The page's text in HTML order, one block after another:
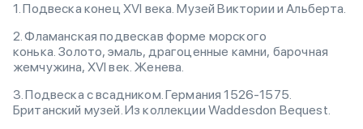
1. Подвеска конец XVI века. Музей Виктории и Альберта.
2. Фламанская подвескав форме морского
конька. Золото, эмаль, драгоценные камни, барочная
жемчужина, XVI век. Женева.
3. Подвеска с всадником. Германия 1526-1575.
Британский музей. Из коллекции Waddesdon Bequest.